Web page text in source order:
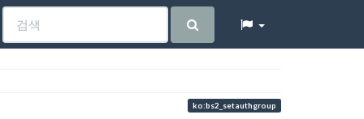
ko:bs2_setauthgroup